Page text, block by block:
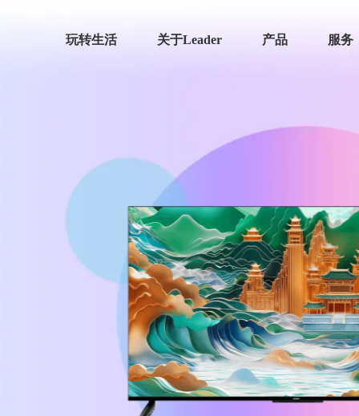
玩转生活 关于Leader 产品 服务